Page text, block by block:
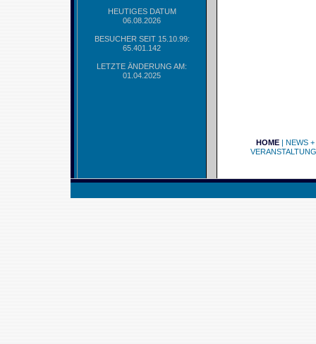
HEUTIGES DATUM
06.08.2026
BESUCHER SEIT 15.10.99:
65.401.142
LETZTE ÄNDERUNG AM:
01.04.2025
HOME| NEWS